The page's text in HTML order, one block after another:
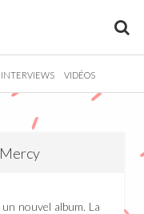
INTERVIEWS VIDÉOS
nouvel album. La